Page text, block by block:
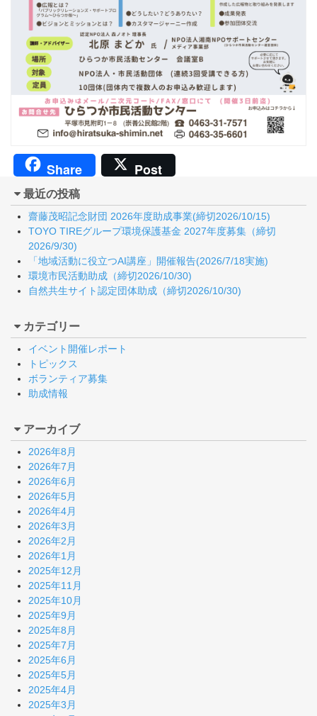
Share Post
最近の投稿
齋藤茂昭記念財団 2026年度助成事業(締切2026/10/15)
TOYO TIREグループ環境保護基金 2027年度募集（締切
2026/9/30)
「地域活動に役立つAI講座」開催報告(2026/7/18実施)
環境市民活動助成（締切2026/10/30)
自然共生サイト認定団体助成（締切2026/10/30)
カテゴリー
イベント開催レポート
トピックス
ボランティア募集
助成情報
アーカイブ
2026年8月
2026年7月
2026年6月
2026年5月
2026年4月
2026年3月
2026年2月
2026年1月
2025年12月
2025年11月
2025年10月
2025年9月
2025年8月
2025年7月
2025年6月
2025年5月
2025年4月
2025年3月